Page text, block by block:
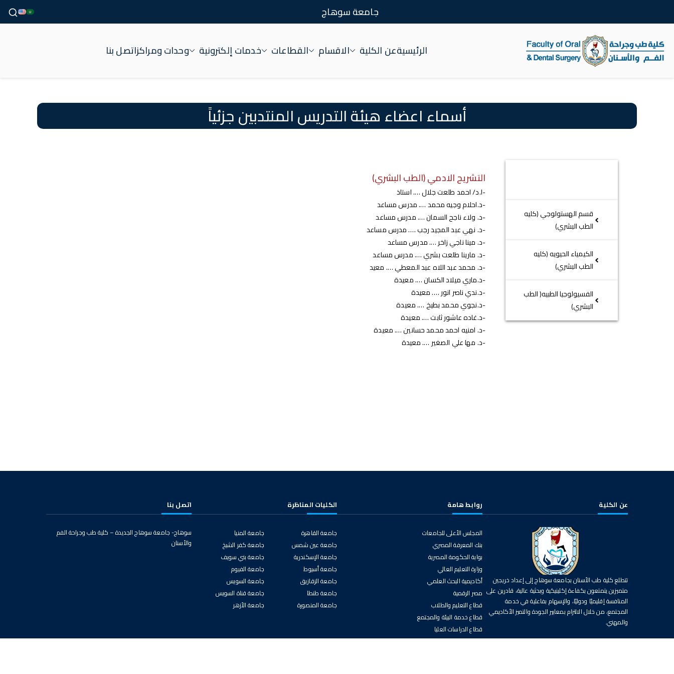
جامعة سوهاج
الرئيسيةعن الكلية الاقسام القطاعات خدمات إلكترونية وحدات ومراكزاتصل بنا
أسماء اعضاء هيئة التدريس المنتدبين جزئياً
قسم الهستولوجي (كليه
الطب البشري)
الكيمياء الحيويه (كليه
الطب البشري)
الفسيولوجيا الطبيه( الطب
البشري)
التشريح الادمي (الطب البشري)
-ا.د/ احمد طلعت جلال …. استاذ
-د.احلام وجيه محمد …. مدرس مساعد
-د. ولاء ناجح السمان …. مدرس مساعد
-د. نهي عبد المجيد رجب …. مدرس مساعد
-د. مينا ناجي زاخر …. مدرس مساعد
-د. مارينا طلعت بشري …. مدرس مساعد
-د. محمد عبد اللاه عبد المعطي …. معيد
-د.ماري ميلاد الكسان …. معيدة
-د.ندي ناصر انور …. معيدة
-د.نجوي محمد بطيخ …. معيدة
-د.غاده عاشور ثابت …. معيدة
-د. امنيه احمد محمد حسانين …. معيدة
-د. مها علي الصغير …. معيدة
عن الكلية
تتطلع كلية طب الأسنان بجامعة سوهاج إلى إعداد خريجين
متميزين يتمتعون بكفاءة إكلينيكية وبحثية عالية، قادرين على
المنافسة إقليميًا ودوليًا، والإسهام بفاعلية في خدمة
المجتمع، من خلال الالتزام بمعايير الجودة والتميز الأكاديمي
والمهني.
روابط هامة
المجلس الأعلى للجامعات
بنك المعرفة المصري
بوابة الحكومة المصرية
وزارة التعليم العالي
أكاديمية البحث العلمي
مصر الرقمية
قطاع التعليم والطلاب
قطاع خدمة البيئة والمجتمع
قطاع الدراسات العليا
الكليات المناظرة
جامعة القاهرة
جامعة عين شمس
جامعة الإسكندرية
جامعة أسيوط
جامعة الزقازيق
جامعة طنطا
جامعة المنصورة
جامعة المنيا
جامعة كفر الشيخ
جامعة بني سويف
جامعة الفيوم
جامعة السويس
جامعة قناة السويس
جامعة الأزهر
اتصل بنا
سوهاج- جامعة سوهاج الجديدة – كلية طب وجراحة الفم
والأسنان